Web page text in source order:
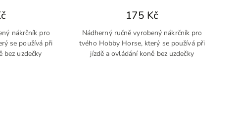
nákrčník pro
se používá při
bez uzdečky
175 Kč
Nádherný ručně vyrobený nákrčník pro
tvého Hobby Horse, který se používá při
jízdě a ovládání koně bez uzdečky